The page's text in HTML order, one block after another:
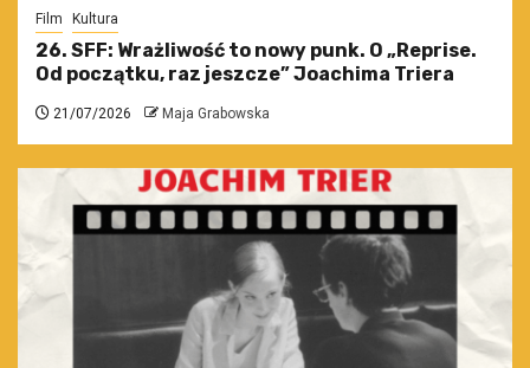
Film Kultura
26. SFF: Wrażliwość to nowy punk. O „Reprise.
Od początku, raz jeszcze” Joachima Triera
21/07/2026 Maja Grabowska